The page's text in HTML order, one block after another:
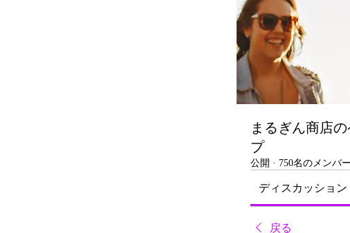
まるぎん商店
プ
公開 · 750名のメンバー
ディスカッション
戻る